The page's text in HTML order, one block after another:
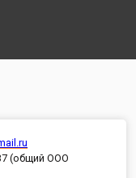
(общий ООО